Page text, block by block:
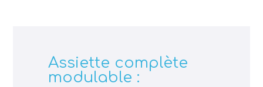
Assiette complète
modulable :